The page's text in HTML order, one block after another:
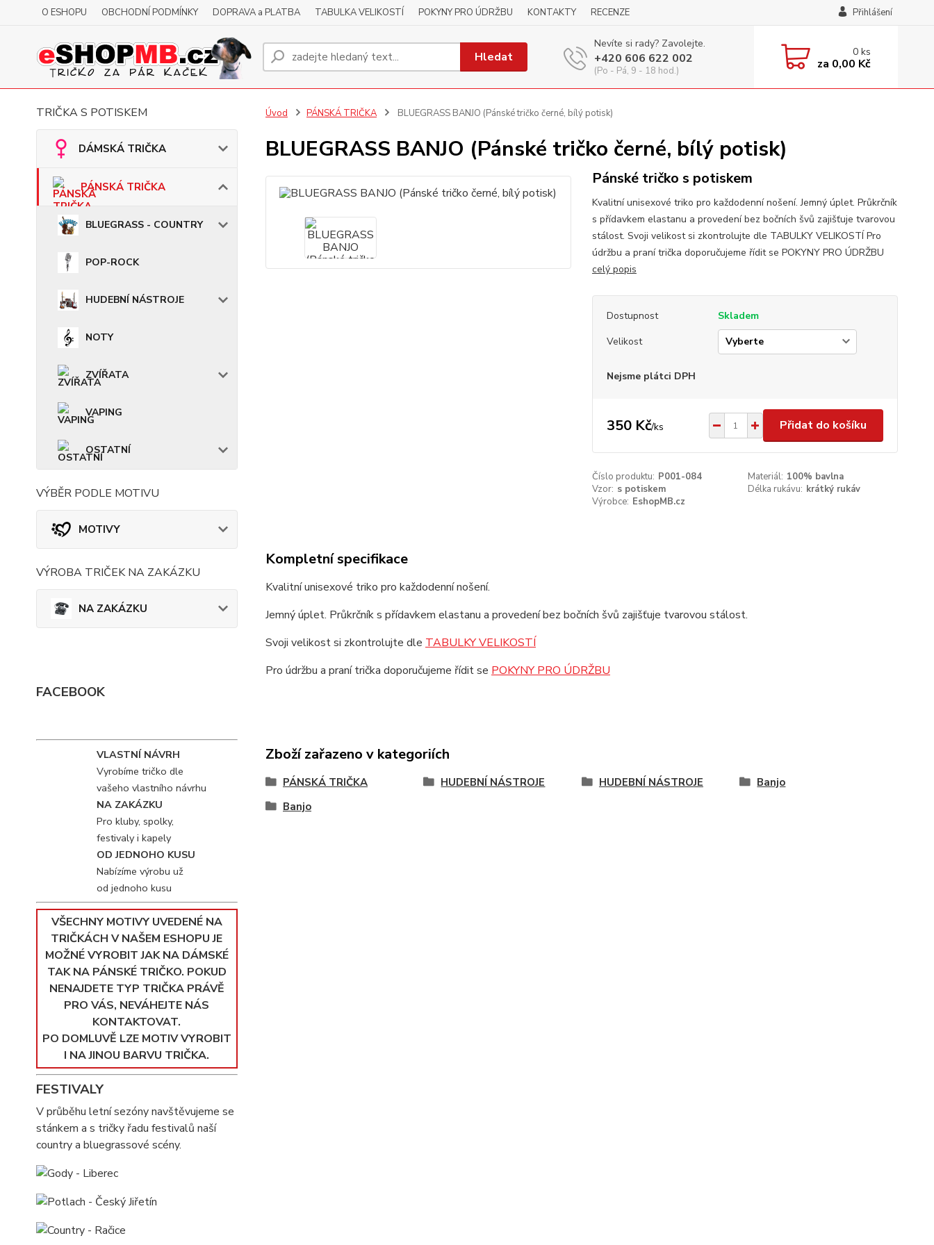
O ESHOPU OBCHODNÍ PODMÍNKY DOPRAVA a PLATBA TABULKA VELIKOSTÍ POKYNY PRO ÚDRŽBU KONTAKTY RECENZE Přihlášení
Hledat
Nevíte si rady? Zavolejte.
+420 606 622 002
(Po - Pá, 9 - 18 hod.)
0ks
za 0,00 Kč
TRIČKA S POTISKEM
DÁMSKÁ TRIČKA
PÁNSKÁ TRIČKA
BLUEGRASS - COUNTRY
POP-ROCK
HUDEBNÍ NÁSTROJE
NOTY
ZVÍŘATA
VAPING
OSTATNÍ
VÝBĚR PODLE MOTIVU
MOTIVY
VÝROBA TRIČEK NA ZAKÁZKU
NA ZAKÁZKU
FACEBOOK
VLASTNÍ NÁVRH
Vyrobíme tričko dle
vašeho vlastního návrhu
NA ZAKÁZKU
Pro kluby, spolky,
festivaly i kapely
OD JEDNOHO KUSU
Nabízíme výrobu už
od jednoho kusu
VŠECHNY MOTIVY UVEDENÉ NA
TRIČKÁCH V NAŠEM ESHOPU JE
MOŽNÉ VYROBIT JAK NA DÁMSKÉ
TAK NA PÁNSKÉ TRIČKO. POKUD
NENAJDETE TYP TRIČKA PRÁVĚ
PRO VÁS, NEVÁHEJTE NÁS
KONTAKTOVAT.
PO DOMLUVĚ LZE MOTIV VYROBIT
I NA JINOU BARVU TRIČKA.
FESTIVALY
V průběhu letní sezóny navštěvujeme se
stánkem a s tričky řadu festivalů naší
country a bluegrassové scény.
Úvod PÁNSKÁ TRIČKA BLUEGRASS BANJO (Pánské tričko černé, bílý potisk)
BLUEGRASS BANJO (Pánské tričko černé, bílý potisk)
Pánské tričko s potiskem
Kvalitní unisexové triko pro každodenní nošení. Jemný úplet. Průkrčník
s přídavkem elastanu a provedení bez bočních švů zajišťuje tvarovou
stálost. Svoji velikost si zkontrolujte dle TABULKY VELIKOSTÍ Pro
údržbu a praní trička doporučujeme řídit se POKYNY PRO ÚDRŽBU
celý popis
Dostupnost
Skladem
Velikost
Nejsme plátci DPH
350 Kč/ks Přidat do košíku
Číslo produktu: P001-084 Materiál: 100% bavlna
Vzor: s potiskem Délka rukávu: krátký rukáv
Výrobce: EshopMB.cz
Kompletní specifikace
Kvalitní unisexové triko pro každodenní nošení.
Jemný úplet. Průkrčník s přídavkem elastanu a provedení bez bočních švů zajišťuje tvarovou stálost.
Svoji velikost si zkontrolujte dle TABULKY VELIKOSTÍ
Pro údržbu a praní trička doporučujeme řídit se POKYNY PRO ÚDRŽBU
Zboží zařazeno v kategoriích
PÁNSKÁ TRIČKA HUDEBNÍ NÁSTROJE HUDEBNÍ NÁSTROJE
Banjo
Banjo